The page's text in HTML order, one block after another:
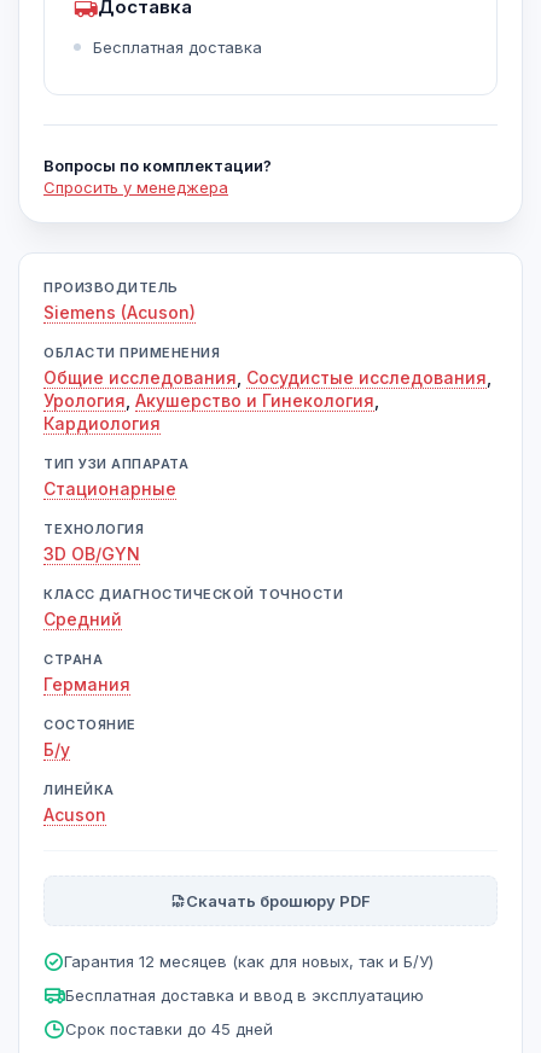
Доставка
Бесплатная доставка
Вопросы по комплектации?
Спросить у менеджера
ПРОИЗВОДИТЕЛЬ
Siemens (Acuson)
ОБЛАСТИ ПРИМЕНЕНИЯ
Общие исследования Сосудистые исследования
Урология Акушерство и Гинекология
Кардиология
ТИП УЗИ АППАРАТА
Стационарные
ТЕХНОЛОГИЯ
3D OB/GYN
КЛАСС ДИАГНОСТИЧЕСКОЙ ТОЧНОСТИ
Средний
СТРАНА
Германия
СОСТОЯНИЕ
Б/у
ЛИНЕЙКА
Acuson
Скачать брошюру PDF
Гарантия 12 месяцев (как для новых, так и Б/У)
Бесплатная доставка и ввод в эксплуатацию
Срок поставки до 45 дней